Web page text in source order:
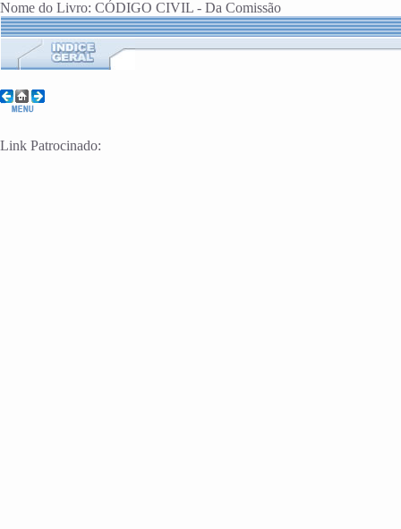
Nome do Livro: CÓDIGO CIVIL - Da Comissão
Link Patrocinado: